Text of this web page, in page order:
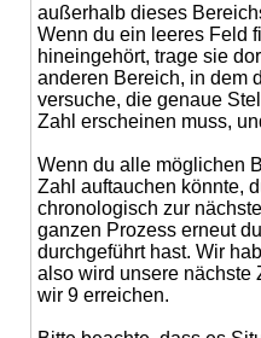
außerhalb dieses
Wenn du ein leeres Feld
hineingehört, trage sie
anderen Bereich, in dem
versuche, die genaue
Zahl erscheinen muss,
Wenn du alle möglichen
Zahl auftauchen könnte,
chronologisch zur
ganzen Prozess erneut
durchgeführt hast. Wir
also wird unsere nächste
wir 9 erreichen.